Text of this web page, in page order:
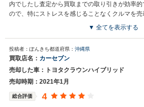
内でしたし査定から買取までの取り引きが効率
ので、特にストレスを感じることなくクルマを
▼ 全てを表示する
投稿者：ぽんきち都道府県： 沖縄県
買取店名： カーセブン
売却した車：トヨタクラウンハイブリッド
売却時期：2021年1月
総合評価 4